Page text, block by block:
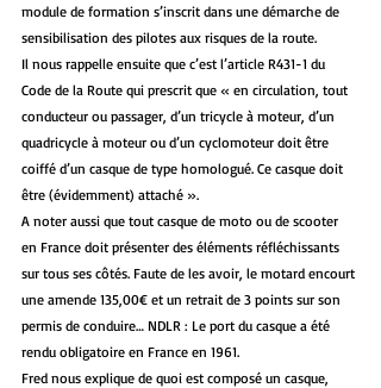
module de formation s’inscrit dans une démarche de
sensibilisation des pilotes aux risques de la route.
Il nous rappelle ensuite que c’est l’article R431-1 du
Code de la Route qui prescrit que « en circulation, tout
conducteur ou passager, d’un tricycle à moteur, d’un
quadricycle à moteur ou d’un cyclomoteur doit être
coiffé d’un casque de type homologué. Ce casque doit
être (évidemment) attaché ».
A noter aussi que tout casque de moto ou de scooter
en France doit présenter des éléments réfléchissants
sur tous ses côtés. Faute de les avoir, le motard encourt
une amende 135,00€ et un retrait de 3 points sur son
permis de conduire… NDLR : Le port du casque a été
rendu obligatoire en France en 1961.
Fred nous explique de quoi est composé un casque,